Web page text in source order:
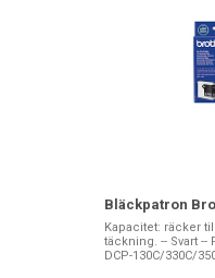
Bläckpatron
Kapacitet: räcker
täckning. -- Svart --
DCP-130C/330C/